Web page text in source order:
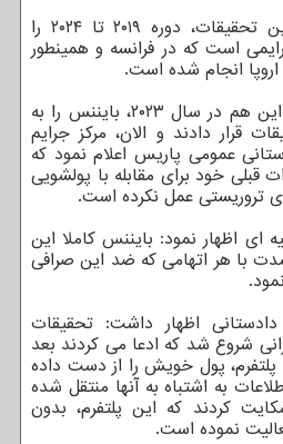
این مرکز اظهار داشت: این تحقیقات، دوره ۲۰۱۹ تا ۲۰۲۴ را
است که در فرانسه و همینطور
انجام شده است.
مقامات فرانسوی پیش از این هم در سال ۲۰۲۳، بایننس را به
قرار دادند و الان، مرکز جرایم
عمومی پاریس اعلام نمود که
قبلی خود برای مقابله با پولشویی
تروریستی عمل نکرده است.
ای اظهار نمود: بایننس کاملا این
با هر اتهامی که ضد این صرافی
دادستانی اظهار داشت: تحقیقات
شروع شد که ادعا می کردند بعد
پلتفرم، پول خویش را از دست داده
به اشتباه به آنها منتقل شده
کردند که این پلتفرم، بدون
نموده است.